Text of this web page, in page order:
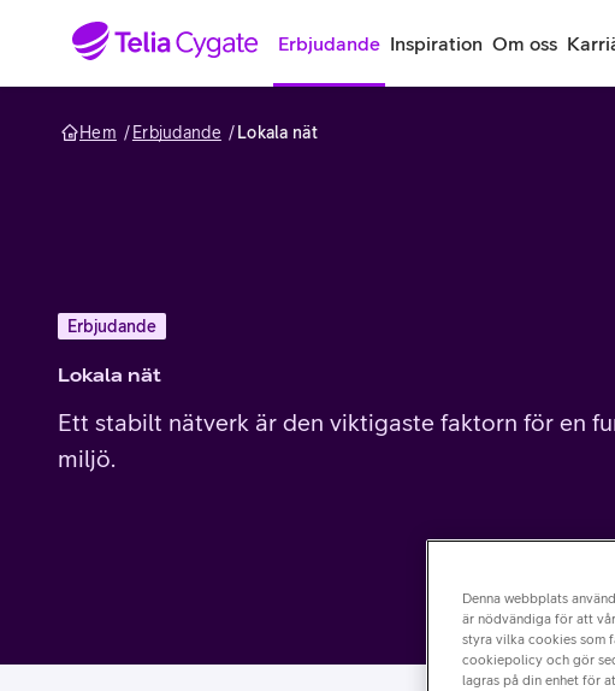
Gå till sidans innehåll
Erbjudande Inspiration Om oss
Hem Erbjudande Lokala nät
Erbjudande
Lokala nät
Ett stabilt nätverk är den viktigaste faktorn för en
miljö.
Denna webbplats
är nödvändiga för att
styra vilka cookies som
cookiepolicy och gör
lagras på din enhet för